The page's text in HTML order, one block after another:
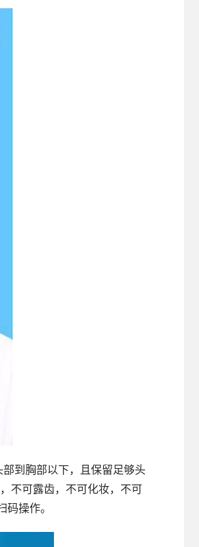
部到胸部以下，且保留足够头
不可露齿，不可化妆，不可
操作。